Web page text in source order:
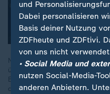
Nach dem Referendum
über die Brexit-Folgen. Vor
EU: Mehr als 80 Prozent der
den Wiedereintritt.
und
Dabei personalisieren
Basis deiner Nutzung
ZDFheute und ZDFtivi.
von uns nicht
• Social Media und
nutzen Social-Media-
anderen Anbietern.